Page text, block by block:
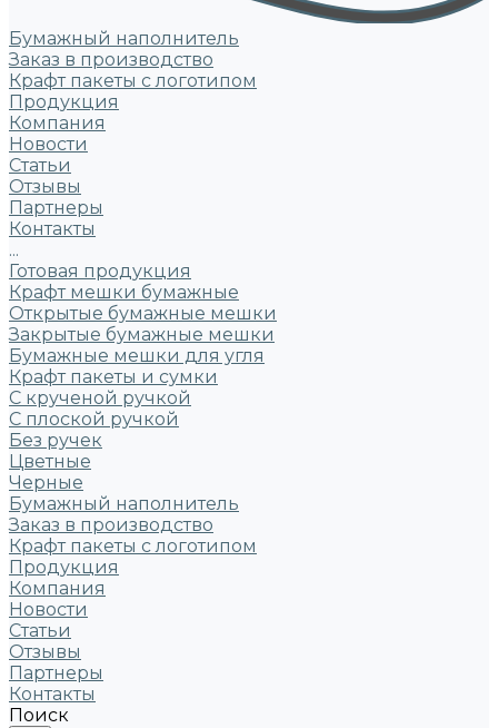
Бумажный наполнитель
Заказ в производство
Крафт пакеты с логотипом
Продукция
Компания
Новости
Статьи
Отзывы
Партнеры
Контакты
...
Готовая продукция
Крафт мешки бумажные
Открытые бумажные мешки
Закрытые бумажные мешки
Бумажные мешки для угля
Крафт пакеты и сумки
С крученой ручкой
С плоской ручкой
Без ручек
Цветные
Черные
Бумажный наполнитель
Заказ в производство
Крафт пакеты с логотипом
Продукция
Компания
Новости
Статьи
Отзывы
Партнеры
Контакты
Поиск